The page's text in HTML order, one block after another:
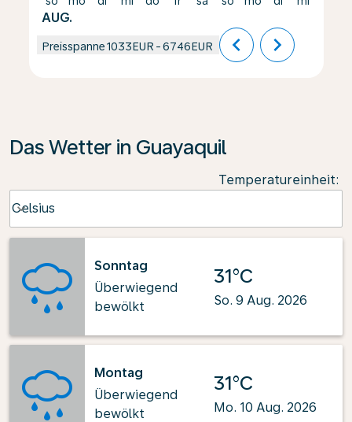
AUG.
Preisspanne1033EUR -6746EUR chevron_left chevron_right
Das Wetter in Guayaquil
Temperatureinheit:
Celsius
keyboard_arrow_down
Sonntag
Überwiegend
bewölkt
31°C
So. 9 Aug. 2026
Montag
Überwiegend
bewölkt
31°C
Mo. 10 Aug. 2026